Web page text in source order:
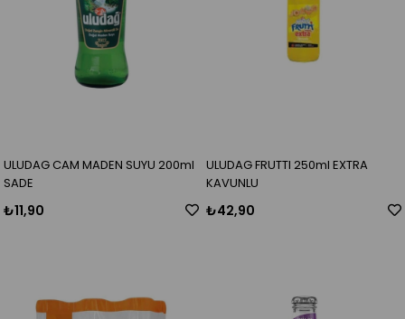
ULUDAG CAM MADEN SUYU 200ml
SADE
₺11,90
ULUDAG FRUTTI 250ml EXTRA
KAVUNLU
₺42,90